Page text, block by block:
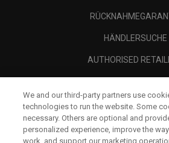
HÄNDLERSUCHE
AUTHORISED
RECHTLICHES-
We and our third-party partners use
technologies to run the website. Some
necessary. Others are optional and
personalized experience, improve the
work, and support our marketing